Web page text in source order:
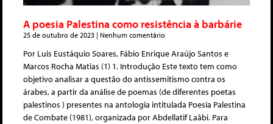
A poesia Palestina como resistência à barbárie
25 de outubro de 2023 Nenhum comentário
Por Luis Eustáquio Soares, Fábio Enrique Araújo Santos e
Marcos Rocha Matias (1) 1. Introdução Este texto tem como
objetivo analisar a questão do antissemitismo contra os
árabes, a partir da análise de poemas (de diferentes poetas
palestinos ) presentes na antologia intitulada Poesia Palestina
de Combate (1981), organizada por Abdellatif Laâbi. Para